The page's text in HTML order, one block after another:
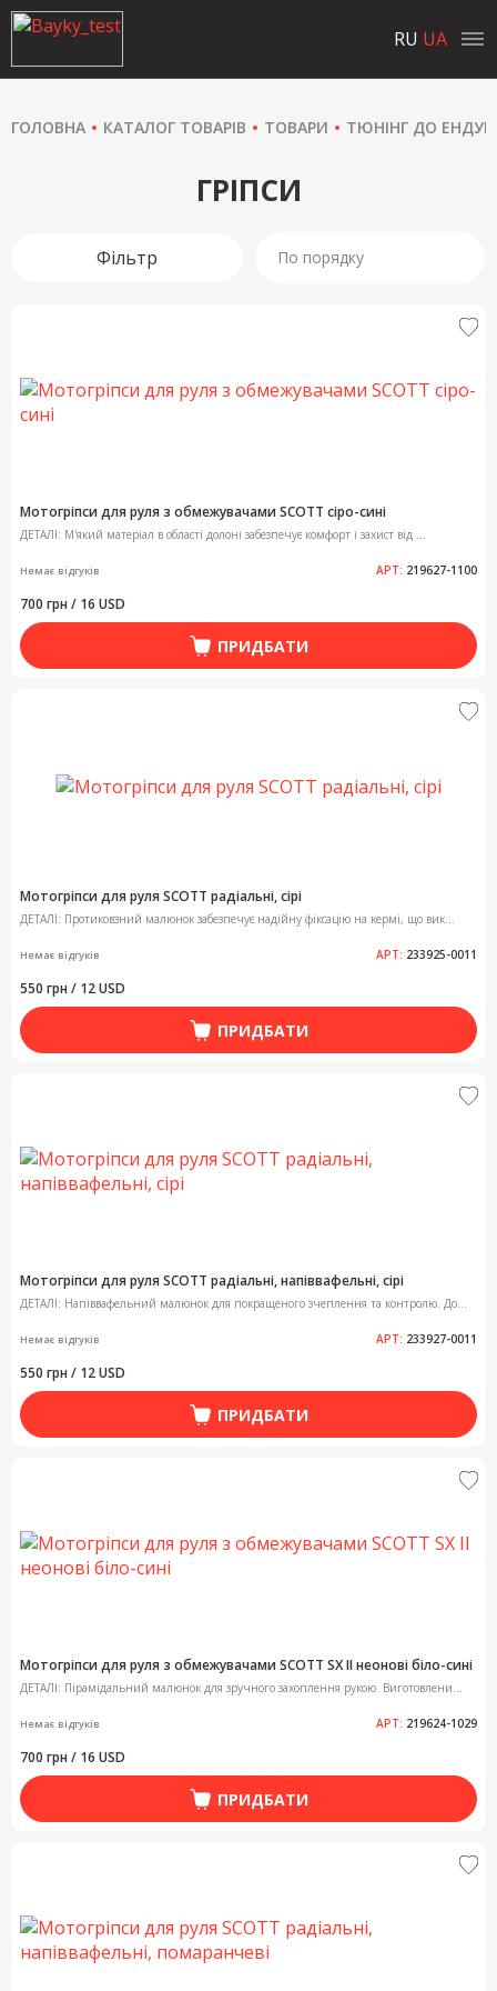
RU UA
ГОЛОВНА КАТАЛОГ ТОВАРІВ ТОВАРИ ТЮНІНГ ДО
ГРІПСИ
Фільтр По порядку
Мотогріпси для руля з обмежувачами SCOTT сіро-сині
ДЕТАЛІ: М'який матеріал в області долоні забезпечує комфорт і захист від ...
Немає відгуків АРТ: 219627-1100
700 грн / 16 USD
ПРИДБАТИ
Мотогріпси для руля SCOTT радіальні, сірі
ДЕТАЛІ: Протиковзний малюнок забезпечує надійну фіксацію на кермі, що вик...
Немає відгуків АРТ: 233925-0011
550 грн / 12 USD
ПРИДБАТИ
Мотогріпси для руля SCOTT радіальні, напіввафельні, сірі
ДЕТАЛІ: Напіввафельний малюнок для покращеного зчеплення та контролю. До...
Немає відгуків АРТ: 233927-0011
550 грн / 12 USD
ПРИДБАТИ
Мотогріпси для руля з обмежувачами SCOTT SX II неонові біло-сині
ДЕТАЛІ: Пірамідальний малюнок для зручного захоплення рукою. Виготовлени...
Немає відгуків АРТ: 219624-1029
700 грн / 16 USD
ПРИДБАТИ